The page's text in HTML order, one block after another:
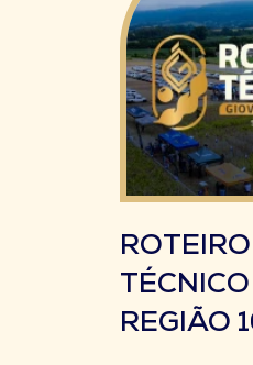
ROTEIRO
REGIÃO